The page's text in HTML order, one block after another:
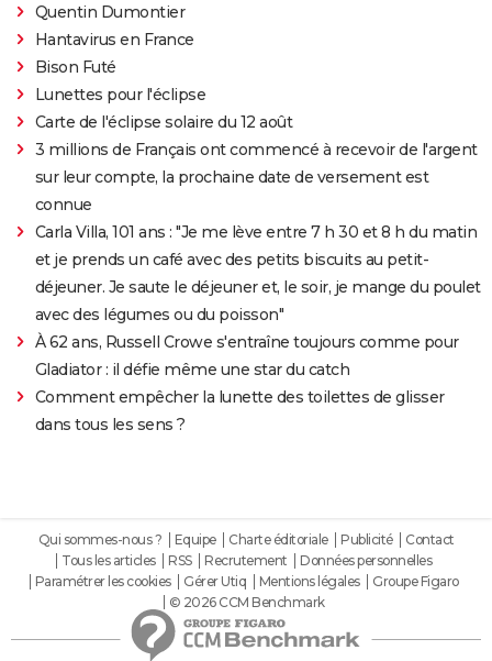
Quentin Dumontier
Hantavirus en France
Bison Futé
Lunettes pour l'éclipse
Carte de l'éclipse solaire du 12 août
3 millions de Français ont commencé à recevoir de l'argent
sur leur compte, la prochaine date de versement est
connue
Carla Villa, 101 ans : "Je me lève entre 7 h 30 et 8 h du matin
et je prends un café avec des petits biscuits au petit-
déjeuner. Je saute le déjeuner et, le soir, je mange du poulet
avec des légumes ou du poisson"
À 62 ans, Russell Crowe s'entraîne toujours comme pour
Gladiator : il défie même une star du catch
Comment empêcher la lunette des toilettes de glisser
dans tous les sens ?
Qui sommes-nous ? Equipe Charte éditoriale Publicité
Contact
Tous les articles
RSS Recrutement
Données personnelles
Paramétrer les cookies
Gérer Utiq Mentions légales
Groupe Figaro
© 2026 CCM Benchmark